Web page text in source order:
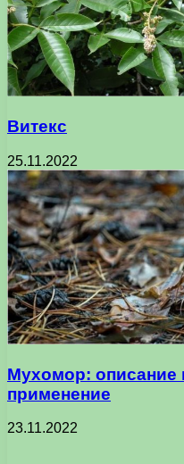
Витекс
25.11.2022
Мухомор: описание
применение
23.11.2022